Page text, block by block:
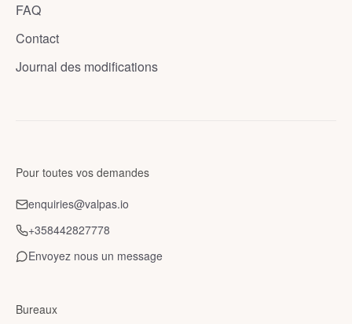
FAQ
Contact
Journal des modifications
Pour toutes vos demandes
enquiries@valpas.io
+358442827778
Envoyez nous un message
Bureaux